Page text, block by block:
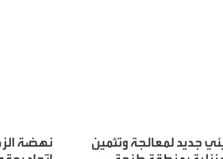
جديد لمعالجة وتثمين
نهضة